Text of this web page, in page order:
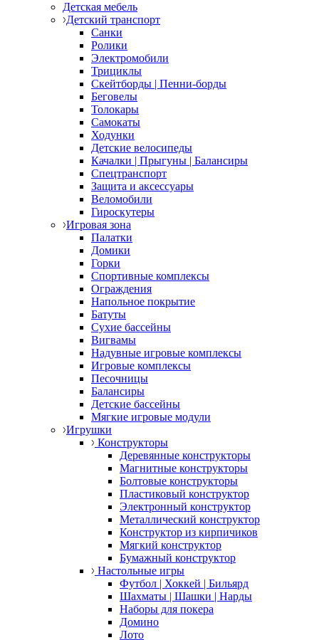
Детская мебель
Детский транспорт
Санки
Ролики
Электромобили
Трициклы
Скейтборды | Пенни-борды
Беговелы
Толокары
Самокаты
Ходунки
Детские велосипеды
Качалки | Прыгуны | Балансиры
Спецтранспорт
Защита и аксессуары
Веломобили
Гироскутеры
Игровая зона
Палатки
Домики
Горки
Спортивные комплексы
Ограждения
Напольное покрытие
Батуты
Сухие бассейны
Вигвамы
Надувные игровые комплексы
Игровые комплексы
Песочницы
Балансиры
Детские бассейны
Мягкие игровые модули
Игрушки
Конструкторы
Деревянные конструкторы
Магнитные конструкторы
Болтовые конструкторы
Пластиковый конструктор
Электронный конструктор
Металлический конструктор
Конструктор из кирпичиков
Мягкий конструктор
Бумажный конструктор
Настольные игры
Футбол | Хоккей | Бильярд
Шахматы | Шашки | Нарды
Наборы для покера
Домино
Лото